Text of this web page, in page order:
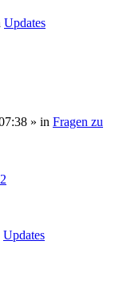
Updates
» in Fragen zu
Updates